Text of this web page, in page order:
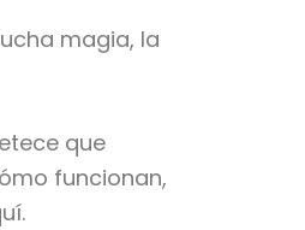
magia, la
que
funcionan,